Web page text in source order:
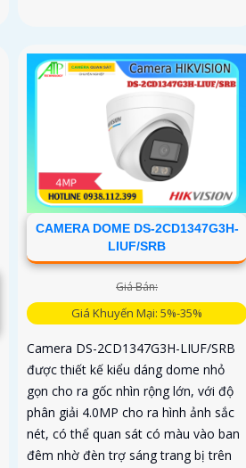
CAMERA DOME DS-2CD1347G3H-
LIUF/SRB
Giá Bán:
Giá Khuyến Mại: 5%-35%
Camera DS-2CD1347G3H-LIUF/SRB
được thiết kế kiểu dáng dome nhỏ
gọn cho ra gốc nhìn rộng lớn, với độ
phân giải 4.0MP cho ra hình ảnh sắc
nét, có thể quan sát có màu vào ban
đêm nhờ đèn trợ sáng trang bị trên